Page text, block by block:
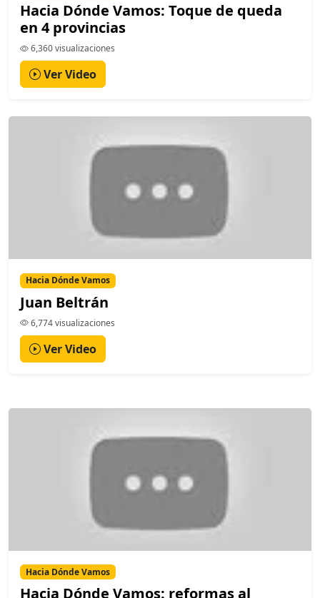
Hacia Dónde Vamos: Toque de queda
en 4 provincias
6,360 visualizaciones
Ver Video
Hacia Dónde Vamos
Juan Beltrán
6,774 visualizaciones
Ver Video
Hacia Dónde Vamos
Hacia Dónde Vamos: reformas al